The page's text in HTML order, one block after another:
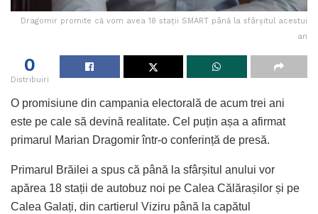
Dragomir promite că vom avea 18 stații SMART până la sfârșitul acestui
an
0
Distribuiri
O promisiune din campania electorală de acum trei ani
este pe cale să devină realitate. Cel puțin așa a afirmat
primarul Marian Dragomir într-o conferință de presă.
Primarul Brăilei a spus că până la sfârșitul anului vor
apărea 18 stații de autobuz noi pe Calea Călărașilor și pe
Calea Galați, din cartierul Viziru până la capătul